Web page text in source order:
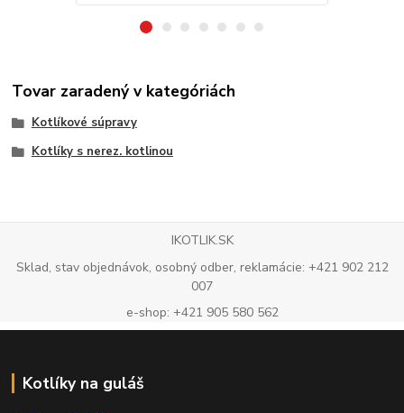
Tovar zaradený v kategóriách
Kotlíkové súpravy
Kotlíky s nerez. kotlinou
IKOTLIK.SK
Sklad, stav objednávok, osobný odber, reklamácie: +421 902 212
007
e-shop: +421 905 580 562
Kotlíky na guláš